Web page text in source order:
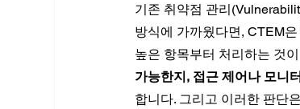
기존 취약점 관리
방식에 가까웠다면, CTEM
높은 항목부터 처리하는 것
가능한지, 접근 제어나 모니
합니다. 그리고 이러한 판단